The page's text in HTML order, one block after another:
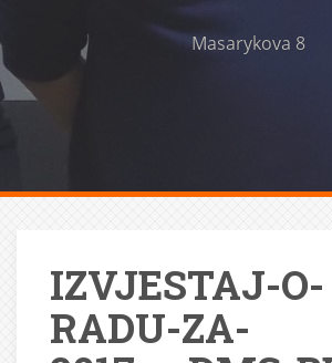
Masarykova 8
IZVJESTAJ-O-
RADU-ZA-